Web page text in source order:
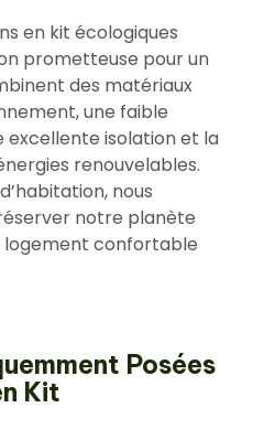
en kit écologiques
prometteuse pour un
des matériaux
une faible
isolation et la
renouvelables.
nous
notre planète
logement confortable
Posées
Kit